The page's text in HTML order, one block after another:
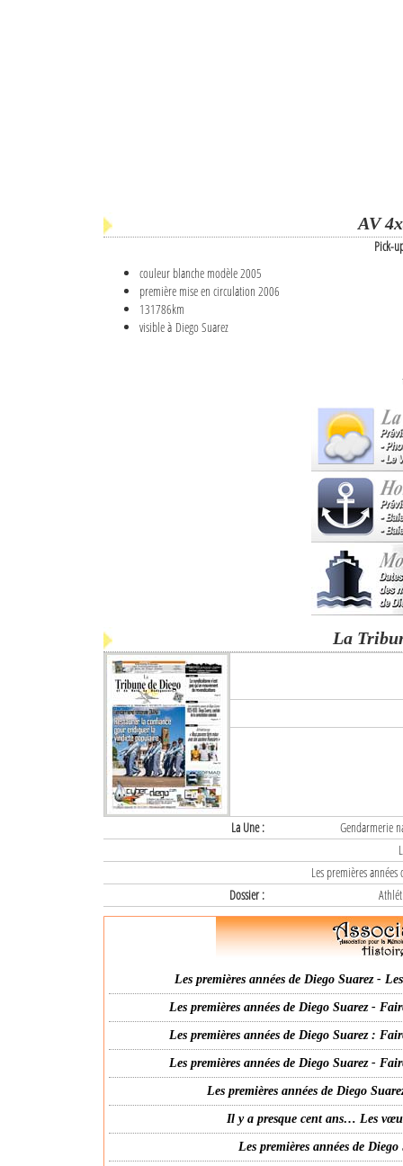
AV
Pick-
couleur blanche modèle 2005
première mise en circulation 2006
131786km
visible à Diego Suarez
La
La Une :
Gendarmerie
Les premières
Dossier :
Les premières années de Diego Suarez -
Les premières années de Diego Suarez -
Les premières années de Diego Suarez :
Les premières années de Diego Suarez -
Les premières années de Diego
Il y a presque cent ans… Les
Les premières années de